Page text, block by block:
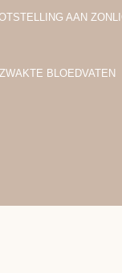
AAN
BLOEDVATEN